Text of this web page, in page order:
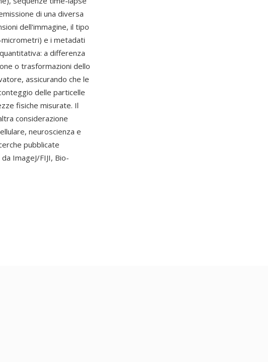
di una diversa
dell'immagine, il tipo
micrometri) e i metadati
a differenza
o trasformazioni dello
assicurando che le
delle particelle
fisiche misurate. Il
considerazione
neuroscienza e
pubblicate
ImageJ/FIJI, Bio-